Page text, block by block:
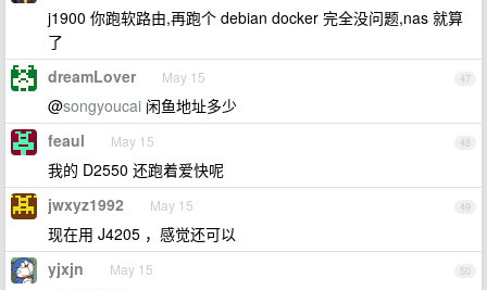
j1900 你跑软路由,再跑个 debian docker 完全没问题,nas 就算
了
47
dreamLover May 15
@songyoucai 闲鱼地址多少
48
feaul May 15
我的 D2550 还跑着爱快呢
49
jwxyz1992 May 15
现在用 J4205 ，感觉还可以
50
yjxjn May 15